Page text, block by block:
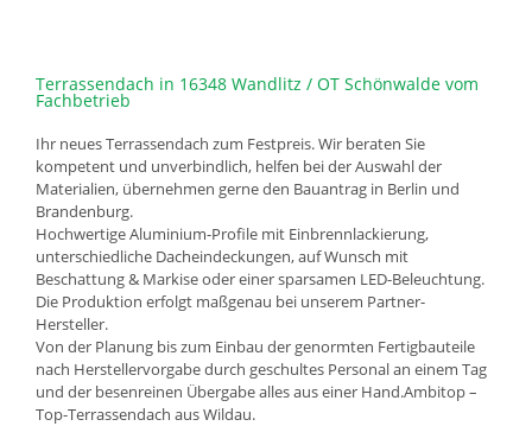
Terrassendach in 16348 Wandlitz / OT Schönwalde vom
Fachbetrieb
Ihr neues Terrassendach zum Festpreis. Wir beraten Sie
kompetent und unverbindlich, helfen bei der Auswahl der
Materialien, übernehmen gerne den Bauantrag in Berlin und
Brandenburg.
Hochwertige Aluminium-Profile mit Einbrennlackierung,
unterschiedliche Dacheindeckungen, auf Wunsch mit
Beschattung & Markise oder einer sparsamen LED-Beleuchtung.
Die Produktion erfolgt maßgenau bei unserem Partner-
Hersteller.
Von der Planung bis zum Einbau der genormten Fertigbauteile
nach Herstellervorgabe durch geschultes Personal an einem Tag
und der besenreinen Übergabe alles aus einer Hand.Ambitop –
Top-Terrassendach aus Wildau.